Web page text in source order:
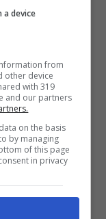
device
from
other device
with 319
and our partners
on the basis
by managing
of this page
in privacy